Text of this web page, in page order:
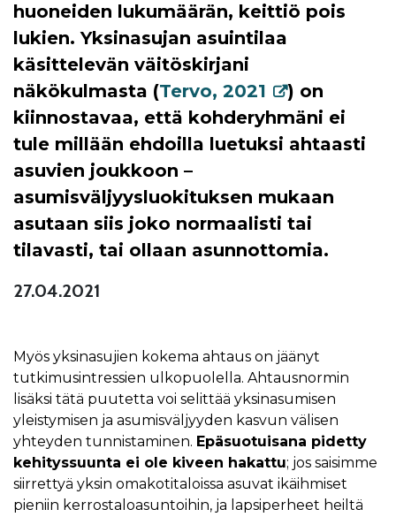
huoneiden lukumäärän, keittiö pois
lukien. Yksinasujan asuintilaa
käsittelevän väitöskirjani
näkökulmasta (Tervo, 2021
) on
kiinnostavaa, että kohderyhmäni ei
tule millään ehdoilla luetuksi ahtaasti
asuvien joukkoon –
asumisväljyysluokituksen mukaan
asutaan siis joko normaalisti tai
tilavasti, tai ollaan asunnottomia.
27.04.2021
Myös yksinasujien kokema ahtaus on jäänyt
tutkimusintressien ulkopuolella. Ahtausnormin
lisäksi tätä puutetta voi selittää yksinasumisen
yleistymisen ja asumisväljyyden kasvun välisen
yhteyden tunnistaminen. Epäsuotuisana pidetty
kehityssuunta ei ole kiveen hakattu; jos saisimme
siirrettyä yksin omakotitaloissa asuvat ikäihmiset
pieniin kerrostaloasuntoihin, ja lapsiperheet heiltä